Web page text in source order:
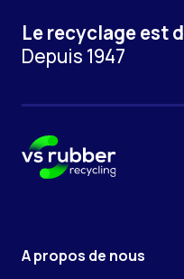
Le recyclage est
Depuis 1947
A propos de nous